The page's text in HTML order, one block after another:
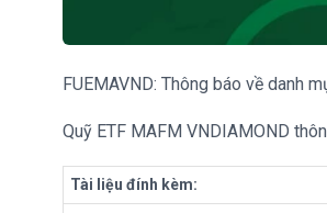
FUEMAVND: Thông báo về danh
Quỹ ETF MAFM VNDIAMOND
Tài liệu đính kèm: